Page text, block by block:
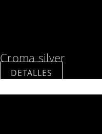
Croma silver
DETALLES